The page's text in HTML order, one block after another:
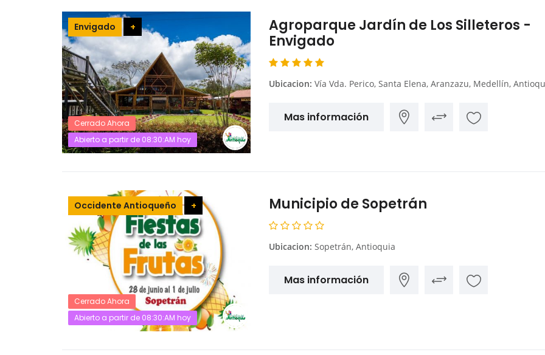
Envigado +
Cerrado Ahora
Abierto a partir de 08:30:AM hoy
Agroparque Jardín de Los Silleteros -
Envigado
Ubicacion: Vía Vda. Perico, Santa Elena, Aranzazu, Medellín,
Mas información
Occidente Antioqueño +
Cerrado Ahora
Abierto a partir de 08:30:AM hoy
Municipio de Sopetrán
Ubicacion: Sopetrán, Antioquia
Mas información